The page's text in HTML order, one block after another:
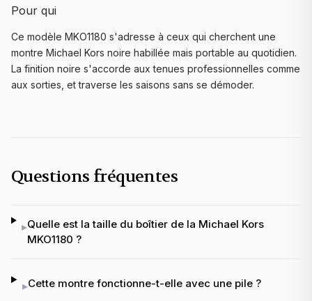
Pour qui
Ce modèle MKO1180 s'adresse à ceux qui cherchent une
montre Michael Kors noire habillée mais portable au quotidien.
La finition noire s'accorde aux tenues professionnelles comme
aux sorties, et traverse les saisons sans se démoder.
Questions fréquentes
▸Quelle est la taille du boîtier de la Michael Kors
MKO1180 ?
▸Cette montre fonctionne-t-elle avec une pile ?